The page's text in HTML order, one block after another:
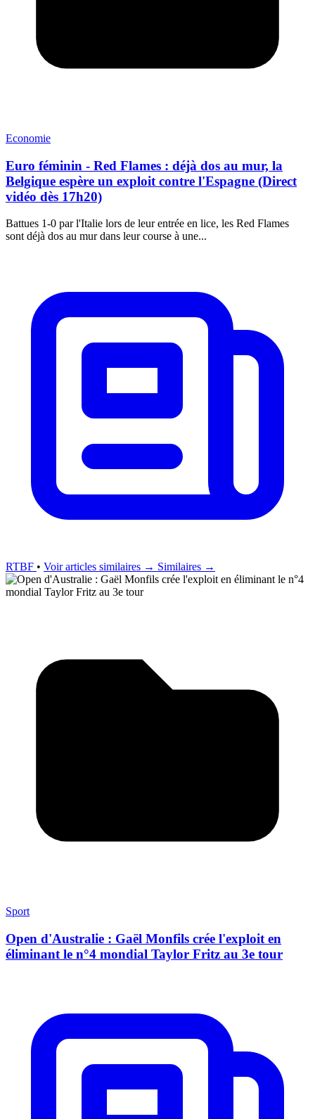
Economie
Euro féminin - Red Flames : déjà dos au mur, la
Belgique espère un exploit contre l'Espagne (Direct
vidéo dès 17h20)
Battues 1-0 par l'Italie lors de leur entrée en lice, les Red Flames
sont déjà dos au mur dans leur course à une...
RTBF • Voir articles similaires → Similaires →
Sport
Open d'Australie : Gaël Monfils crée l'exploit en
éliminant le n°4 mondial Taylor Fritz au 3e tour